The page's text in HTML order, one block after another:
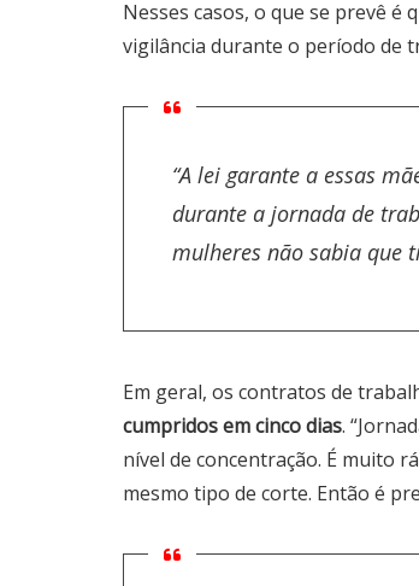
Nesses casos, o que se prevê
vigilância durante o período de
“A lei garante a essas
durante a jornada de
mulheres não sabia que
Em geral, os contratos de
cumpridos em cinco dias.
nível de concentração. É muito
mesmo tipo de corte. Então é